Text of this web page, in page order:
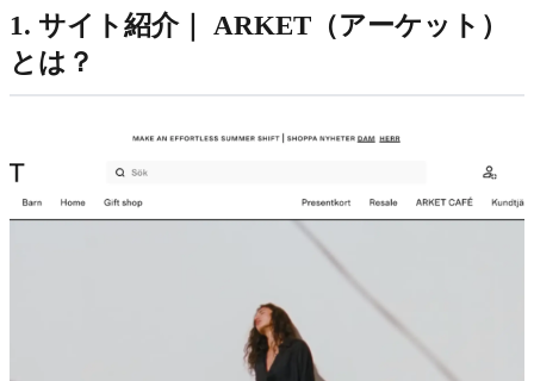
1. サイト紹介｜ ARKET（アーケット）
とは？